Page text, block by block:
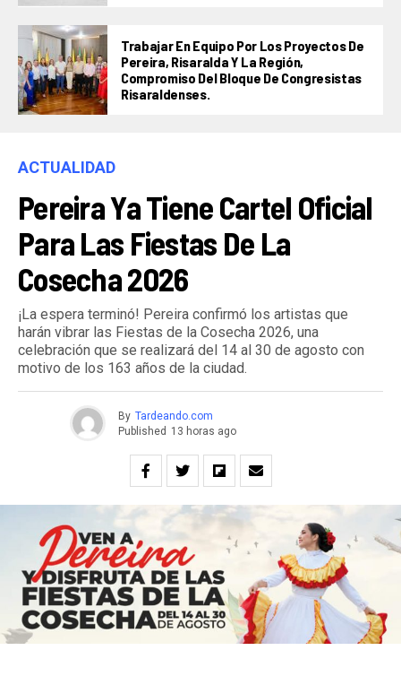
Trabajar En Equipo Por Los Proyectos De
Pereira, Risaralda Y La Región,
Compromiso Del Bloque De Congresistas
Risaraldenses.
ACTUALIDAD
Pereira Ya Tiene Cartel Oficial
Para Las Fiestas De La
Cosecha 2026
¡La espera terminó! Pereira confirmó los artistas que
harán vibrar las Fiestas de la Cosecha 2026, una
celebración que se realizará del 14 al 30 de agosto con
motivo de los 163 años de la ciudad.
By Tardeando.com
Published 13 horas ago